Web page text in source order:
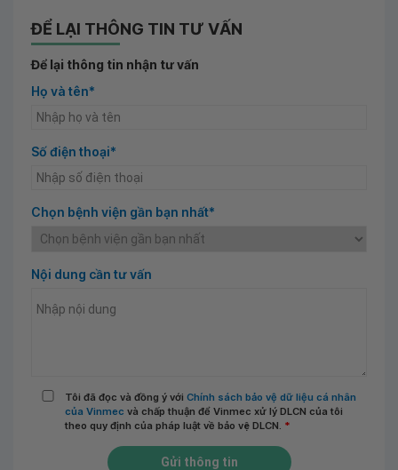
ĐỂ LẠI THÔNG TIN TƯ VẤN
Để lại thông tin nhận tư vấn
Họ và tên*
Số điện thoại*
Chọn bệnh viện gần bạn nhất*
Nội dung cần tư vấn
Tôi đã đọc và đồng ý với Chính sách bảo vệ dữ liệu cá nhân
của Vinmec và chấp thuận để Vinmec xử lý DLCN của tôi
theo quy định của pháp luật về bảo vệ DLCN. *
Gửi thông tin